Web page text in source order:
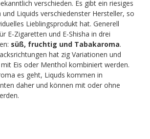
verschieden. Es gibt ein riesiges
Liquids verschiedenster Hersteller, so
Lieblingsprodukt hat. Generell
E-Zigaretten und E-Shisha in drei
süß, fruchtig und Tabakaroma.
hat zig Variationen und
Eis oder Menthol kombiniert werden.
es geht, Liquds kommen in
daher und können mit oder ohne